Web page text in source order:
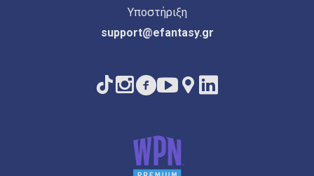
Υποστήριξη
support@efantasy.gr